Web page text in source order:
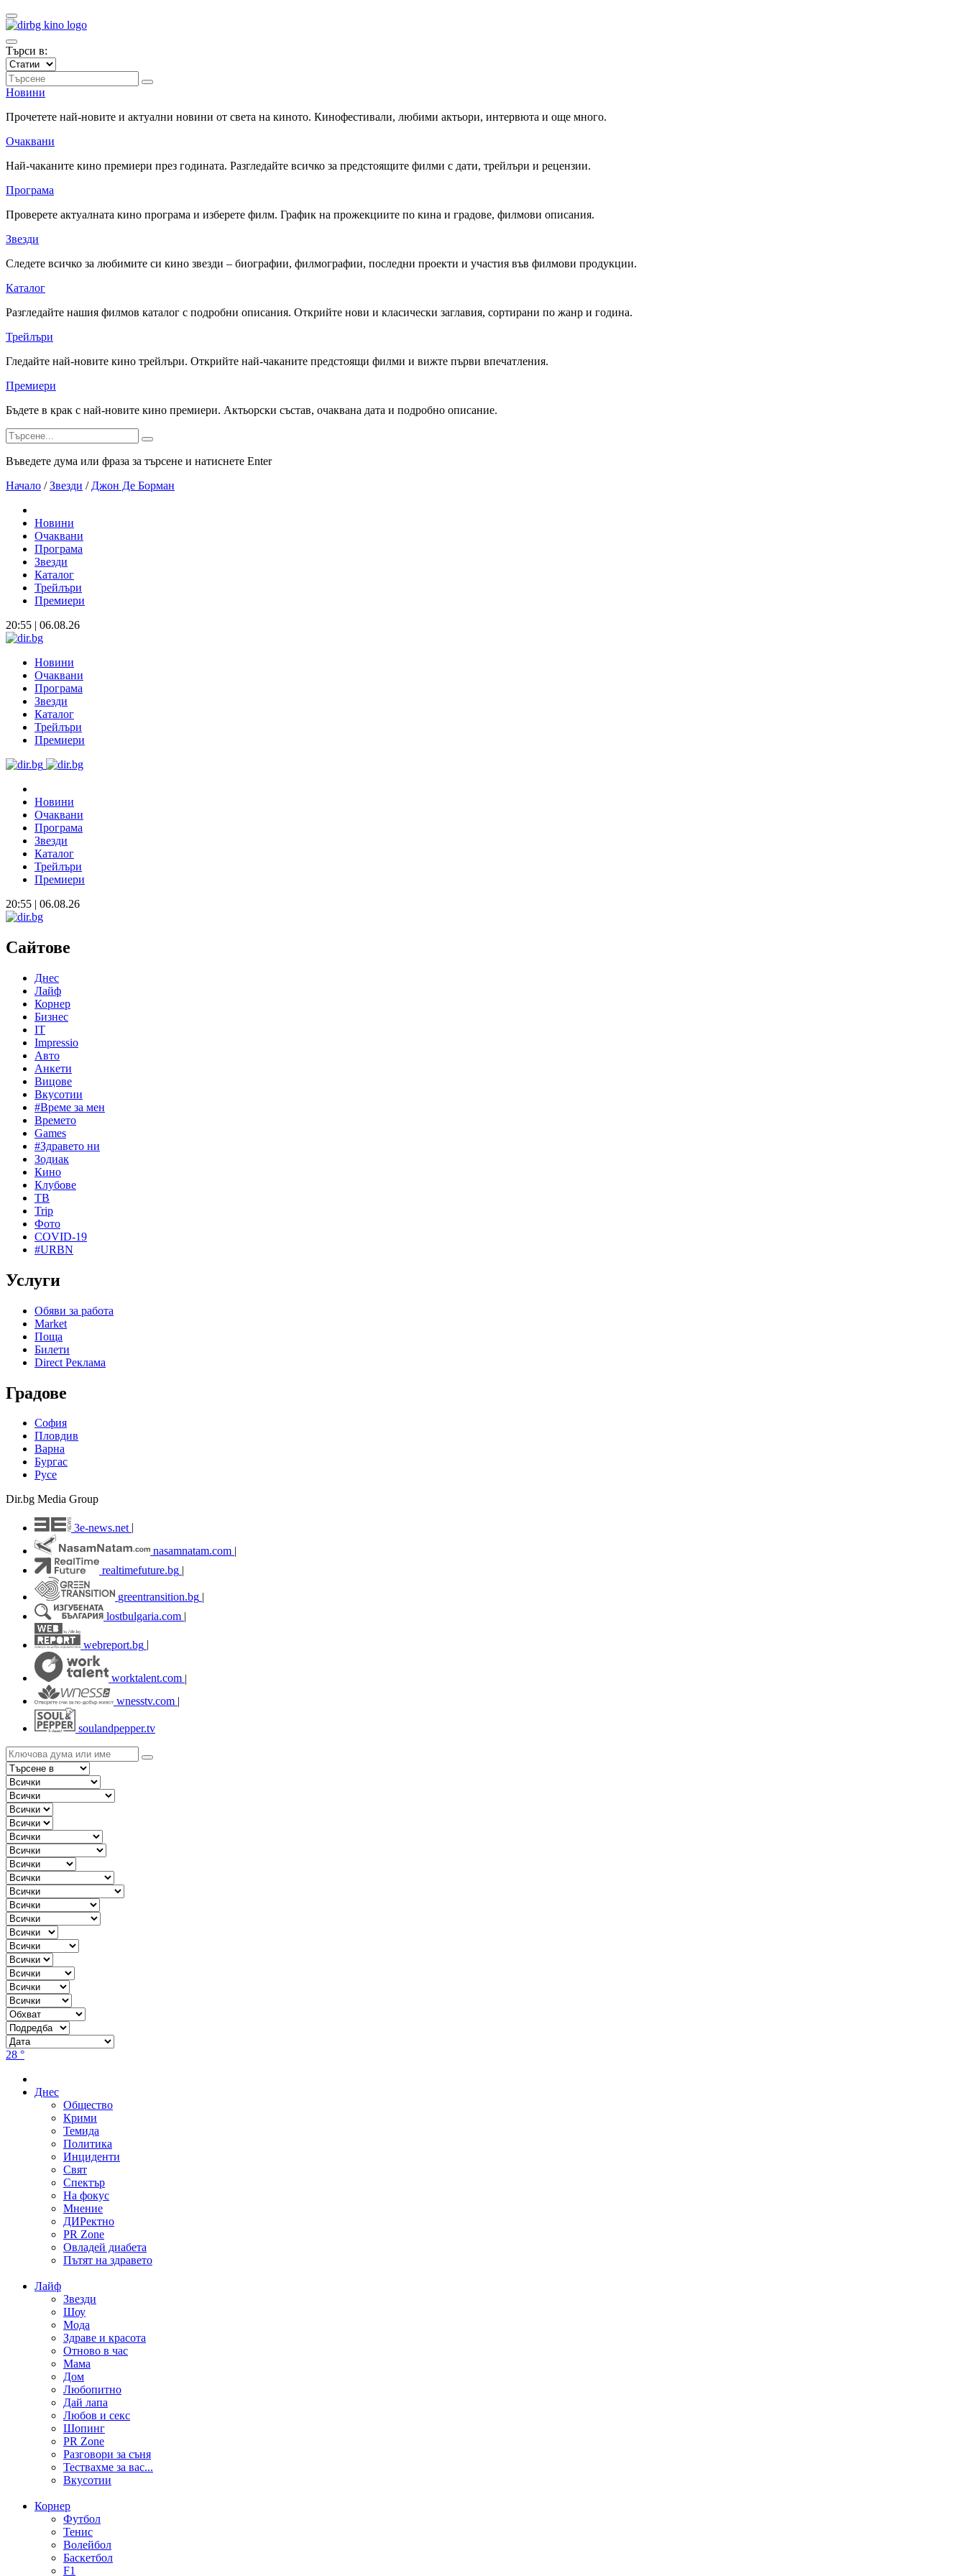
Търси в:
Новини
Прочетете най-новите и актуални новини от света на киното. Кинофестивали, любими актьори, интервюта и още много.
Очаквани
Най-чаканите кино премиери през годината. Разгледайте всичко за предстоящите филми с дати, трейлъри и рецензии.
Програма
Проверете актуалната кино програма и изберете филм. График на прожекциите по кина и градове, филмови описания.
Звезди
Следете всичко за любимите си кино звезди – биографии, филмографии, последни проекти и участия във филмови продукции.
Каталог
Разгледайте нашия филмов каталог с подробни описания. Открийте нови и класически заглавия, сортирани по жанр и година.
Трейлъри
Гледайте най-новите кино трейлъри. Открийте най-чаканите предстоящи филми и вижте първи впечатления.
Премиери
Бъдете в крак с най-новите кино премиери. Актьорски състав, очаквана дата и подробно описание.
Въведете дума или фраза за търсене и натиснете Enter
Начало / Звезди / Джон Де Борман
Новини
Очаквани
Програма
Звезди
Каталог
Трейлъри
Премиери
20:55 | 06.08.26
Новини
Очаквани
Програма
Звезди
Каталог
Трейлъри
Премиери
Новини
Очаквани
Програма
Звезди
Каталог
Трейлъри
Премиери
20:55 | 06.08.26
Сайтове
Днес
Лайф
Корнер
Бизнес
IT
Impressio
Авто
Анкети
Вицове
Вкусотии
#Време за мен
Времето
Games
#Здравето ни
Зодиак
Кино
Клубове
ТВ
Trip
Фото
COVID-19
#URBN
Услуги
Обяви за работа
Market
Поща
Билети
Direct Реклама
Градове
София
Пловдив
Варна
Бургас
Русе
Dir.bg Media Group
3e-news.net
nasamnatam.com |
realtimefuture.bg |
greentransition.bg |
lostbulgaria.com |
webreport.bg
worktalent.com |
wnesstv.com |
soulandpepper.tv
28 °
Днес
Общество
Крими
Темида
Политика
Инциденти
Свят
Спектър
На фокус
Мнение
ДИРектно
PR Zone
Овладей диабета
Пътят на здравето
Лайф
Звезди
Шоу
Мода
Здраве и красота
Отново в час
Мама
Дом
Любопитно
Дай лапа
Любов и секс
Шопинг
PR Zone
Разговори за съня
Тествахме за вас...
Вкусотии
Корнер
Футбол
Тенис
Волейбол
Баскетбол
F1